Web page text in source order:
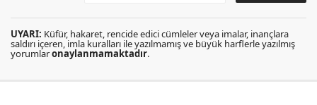
UYARI: Küfür, hakaret, rencide edici cümleler veya imalar, inançlara
saldırı içeren, imla kuralları ile yazılmamış ve büyük harflerle yazılmış
yorumlaronaylanmamaktadır.